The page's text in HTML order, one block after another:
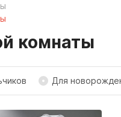
комнаты
Для